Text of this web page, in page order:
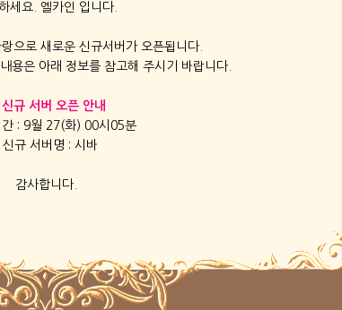
세요. 엘카인 입니다.
으로 새로운 신규서버가 오픈됩니다.
용은 아래 정보를 참고해 주시기 바랍니다.
규 서버 오픈 안내
: 9월 27(화) 00시05분
규 서버명 : 시바
감사합니다.